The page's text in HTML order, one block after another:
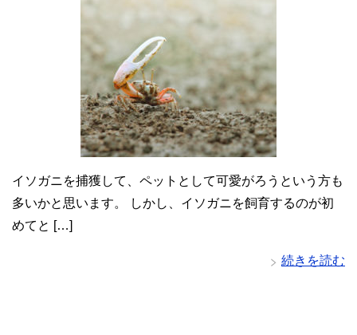
イソガニを捕獲して、ペットとして可愛がろうという方も
多いかと思います。 しかし、イソガニを飼育するのが初
めてと […]
続きを読む